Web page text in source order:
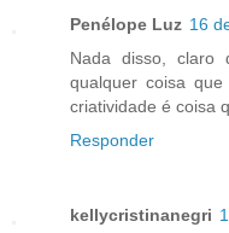
Penélope Luz 16
Nada disso, claro
qualquer coisa
criatividade é coisa
Responder
kellycristinanegri